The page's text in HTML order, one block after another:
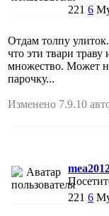
221 6
Отдам толпу
что эти твари траву
множество. Может
парочку...
Изменено 7.9.10
221 6